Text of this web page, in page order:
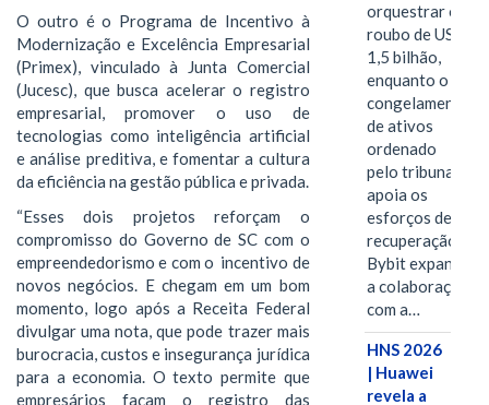
O outro é o Programa de Incentivo à
Modernização e Excelência Empresarial
(Primex), vinculado à Junta Comercial
(Jucesc), que busca acelerar o registro
empresarial, promover o uso de
tecnologias como inteligência artificial
e análise preditiva, e fomentar a cultura
da eficiência na gestão pública e privada.
“Esses dois projetos reforçam o
compromisso do Governo de SC com o
empreendedorismo e com o incentivo de
novos negócios. E chegam em um bom
momento, logo após a Receita Federal
divulgar uma nota, que pode trazer mais
burocracia, custos e insegurança jurídica
para a economia. O texto permite que
empresários façam o registro das
orquestrar o
roubo de US$
1,5 bilhão,
enquanto o
congelamento
de ativos
ordenado
pelo tribunal
apoia os
esforços de
recuperação e
Bybit expande
a colaboração
com a…
HNS 2026
| Huawei
revela a